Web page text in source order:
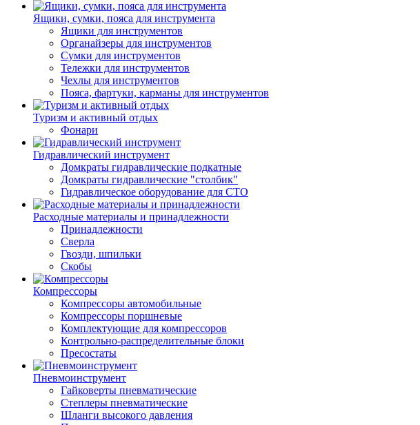
Ящики, сумки, пояса для инструмента
Ящики для инструментов
Органайзеры для инструментов
Сумки для инструментов
Тележки для инструментов
Чехлы для инструментов
Пояса, фартуки, карманы для инструментов
Туризм и активный отдых
Фонари
Гидравлический инструмент
Домкраты гидравлические подкатные
Домкраты гидравлические "столбик"
Гидравлическое оборудование для СТО
Расходные материалы и принадлежности
Принадлежности
Сверла
Гвозди, шпильки
Скобы
Компрессоры
Компрессоры автомобильные
Компрессоры поршневые
Комплектующие для компрессоров
Контрольно-распределительные блоки
Пресостаты
Пневмоинструмент
Гайковерты пневматические
Степлеры пневматические
Шланги высокого давления